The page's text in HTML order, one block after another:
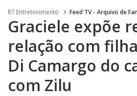
R7 Entretenimento Feed TV - Arquivo de
Graciele expõe
relação com
Di Camargo do
com Zilu